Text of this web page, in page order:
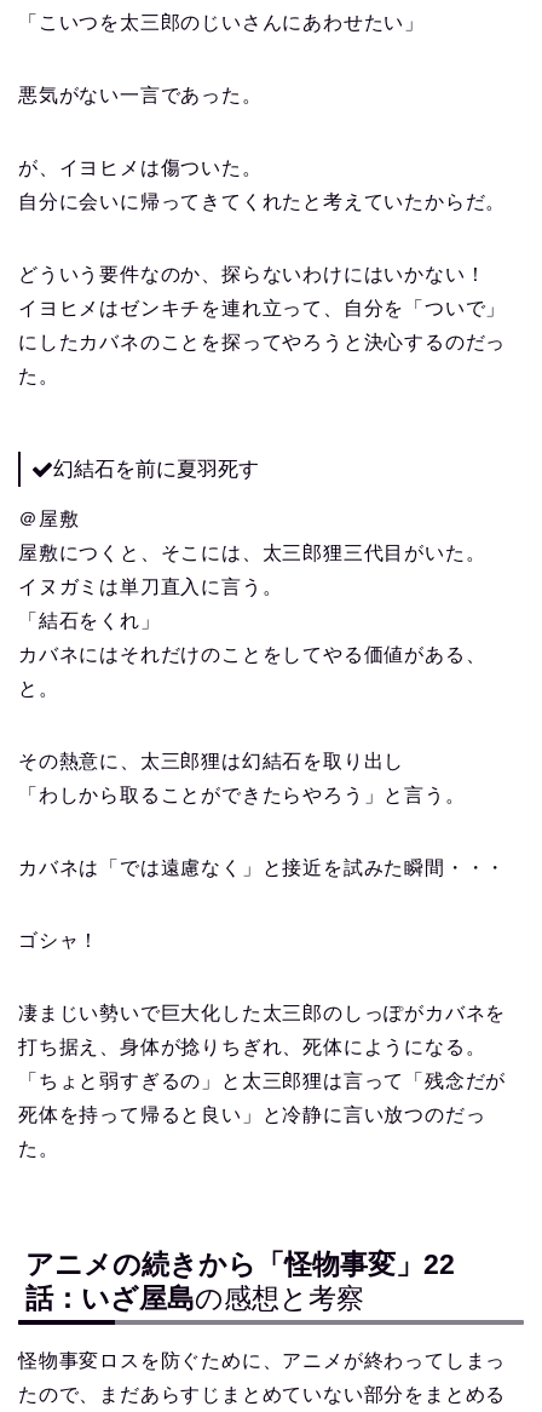
「こいつを太三郎のじいさんにあわせたい」
悪気がない一言であった。
が、イヨヒメは傷ついた。
自分に会いに帰ってきてくれたと考えていたからだ。
どういう要件なのか、探らないわけにはいかない！
イヨヒメはゼンキチを連れ立って、自分を「ついで」
にしたカバネのことを探ってやろうと決心するのだっ
た。
幻結石を前に夏羽死す
＠屋敷
屋敷につくと、そこには、太三郎狸三代目がいた。
イヌガミは単刀直入に言う。
「結石をくれ」
カバネにはそれだけのことをしてやる価値がある、
と。
その熱意に、太三郎狸は幻結石を取り出し
「わしから取ることができたらやろう」と言う。
カバネは「では遠慮なく」と接近を試みた瞬間・・・
ゴシャ！
凄まじい勢いで巨大化した太三郎のしっぽがカバネを
打ち据え、身体が捻りちぎれ、死体にようになる。
「ちょと弱すぎるの」と太三郎狸は言って「残念だが
死体を持って帰ると良い」と冷静に言い放つのだっ
た。
アニメの続きから「怪物事変」22
話：いざ屋島の感想と考察
怪物事変ロスを防ぐために、アニメが終わってしまっ
たので、まだあらすじまとめていない部分をまとめる